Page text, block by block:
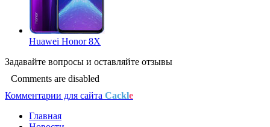
Huawei Honor 8X
Задавайте вопросы и оставляйте отзывы
Comments are disabled
Комментарии для сайта Cackle
Главная